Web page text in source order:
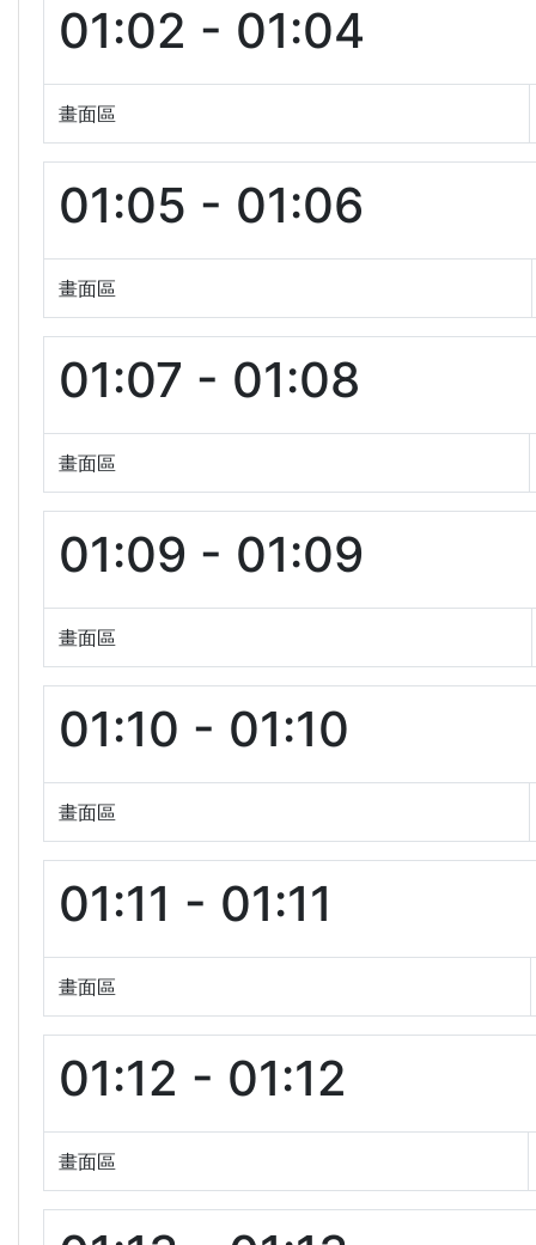
01:02 - 01:04
畫面區
01:05 - 01:06
畫面區
01:07 - 01:08
畫面區
01:09 - 01:09
畫面區
01:10 - 01:10
畫面區
01:11 - 01:11
畫面區
01:12 - 01:12
畫面區